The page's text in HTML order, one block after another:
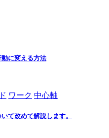
動に変える方法
ワーク 中心軸
て改めて解説します。